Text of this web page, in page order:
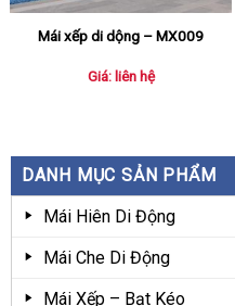
DANH MỤC SẢN PHẨM
Mái Hiên Di Động
Mái Che Di Động
Mái Xếp – Bạt Kéo
Mái xếp di dộng – MX009
Giá: liên hệ